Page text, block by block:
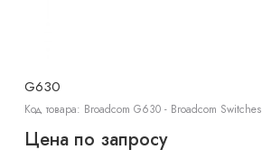
G630
Код товара: Broadcom G630 - Broadcom Switches
Цена по запросу